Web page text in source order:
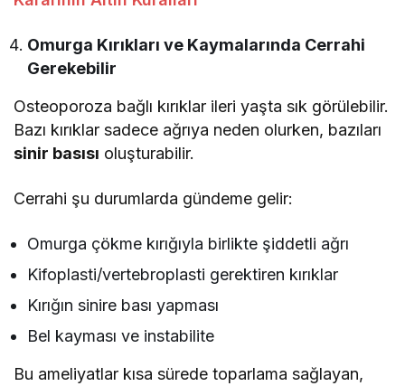
Omurga Kırıkları ve Kaymalarında Cerrahi
Gerekebilir
Osteoporoza bağlı kırıklar ileri yaşta sık görülebilir.
Bazı kırıklar sadece ağrıya neden olurken, bazıları
sinir basısı oluşturabilir.
Cerrahi şu durumlarda gündeme gelir:
Omurga çökme kırığıyla birlikte şiddetli ağrı
Kifoplasti/vertebroplasti gerektiren kırıklar
Kırığın sinire bası yapması
Bel kayması ve instabilite
Bu ameliyatlar kısa sürede toparlama sağlayan,